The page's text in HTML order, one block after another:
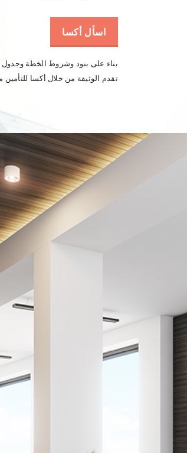
اسأل أكسا
بناء على بنود وشروط الخطة وجدول
تقدم الوثيقة من خلال أكسا